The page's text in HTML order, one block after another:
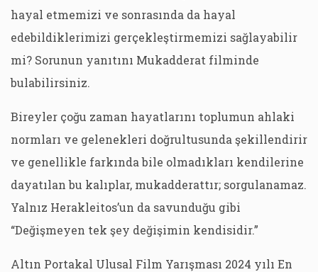
hayal etmemizi ve sonrasında da hayal
edebildiklerimizi gerçekleştirmemizi sağlayabilir
mi? Sorunun yanıtını Mukadderat filminde
bulabilirsiniz.
Bireyler çoğu zaman hayatlarını toplumun ahlaki
normları ve gelenekleri doğrultusunda şekillendirir
ve genellikle farkında bile olmadıkları kendilerine
dayatılan bu kalıplar, mukadderattır; sorgulanamaz.
Yalnız Herakleitos’un da savunduğu gibi
“Değişmeyen tek şey değişimin kendisidir.”
Altın Portakal Ulusal Film Yarışması 2024 yılı En